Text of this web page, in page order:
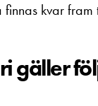
kvar
gäller